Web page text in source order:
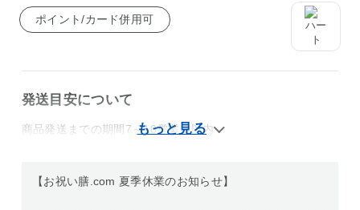
ポイント/カード併用可
発送目安について
商品発送までの期間7～10営業日以内
【お祝い膳.com 夏季休業のお知らせ】